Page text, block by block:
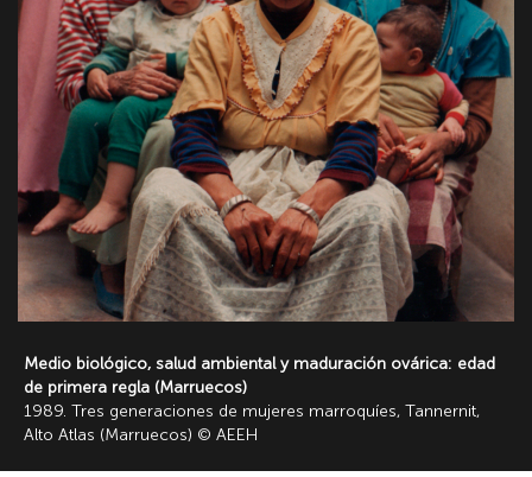
Medio biológico, salud ambiental y maduración ovárica: edad
de primera regla (Marruecos)
1989. Tres generaciones de mujeres marroquíes, Tannernit,
Alto Atlas (Marruecos) © AEEH